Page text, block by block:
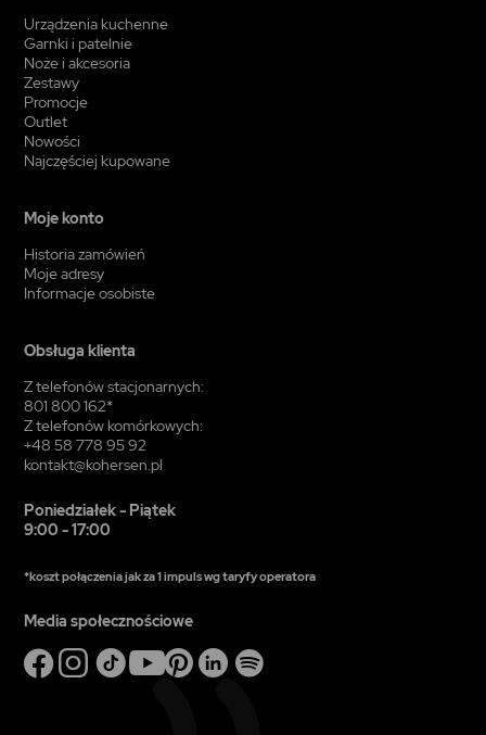
Urządzenia kuchenne
Garnki i patelnie
Noże i akcesoria
Zestawy
Promocje
Outlet
Nowości
Najczęściej kupowane
Moje konto
Historia zamówień
Moje adresy
Informacje osobiste
Obsługa klienta
Z telefonów stacjonarnych:
801 800 162*
Z telefonów komórkowych:
+48 58 778 95 92
kontakt@kohersen.pl
Poniedziałek - Piątek
9:00 - 17:00
*koszt połączenia jak za 1 impuls wg taryfy operatora
Media społecznościowe